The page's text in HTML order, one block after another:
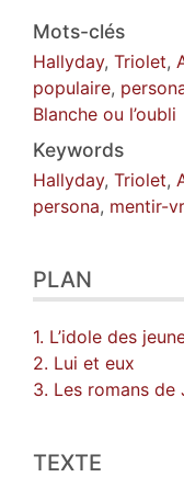
Mots-clés
Hallyday, Triolet,
populaire,
Blanche ou l’oubli
Keywords
Hallyday, Triolet,
persona, mentir-
PLAN
1. L’idole des
2. Lui et eux
3. Les romans de
TEXTE